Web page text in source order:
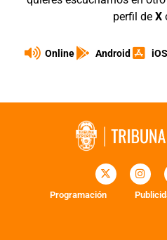
perfil de X
Online Android iOS
Programación